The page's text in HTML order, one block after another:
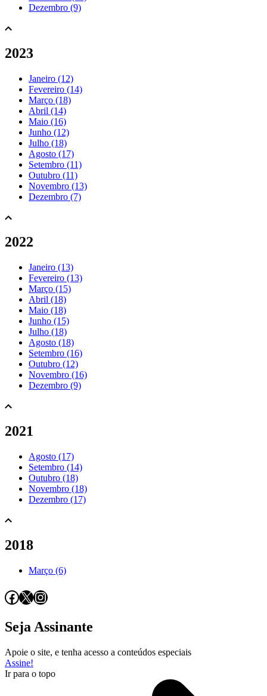
Dezembro (9)
2023
Janeiro (12)
Fevereiro (14)
Março (18)
Abril (14)
Maio (16)
Junho (12)
Julho (18)
Agosto (17)
Setembro (11)
Outubro (11)
Novembro (13)
Dezembro (7)
2022
Janeiro (13)
Fevereiro (13)
Março (15)
Abril (18)
Maio (18)
Junho (15)
Julho (18)
Agosto (18)
Setembro (16)
Outubro (12)
Novembro (16)
Dezembro (9)
2021
Agosto (17)
Setembro (14)
Outubro (18)
Novembro (18)
Dezembro (17)
2018
Março (6)
Facebook
X Instagram
Seja Assinante
Apoie o site, e tenha acesso a conteúdos especiais
Assine!
Ir para o topo